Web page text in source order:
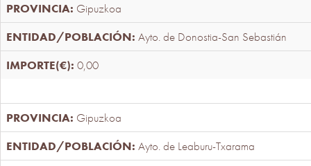
Gipuzkoa
Ayto. de Donostia-San Sebastián
0,00
Gipuzkoa
Ayto. de Leaburu-Txarama